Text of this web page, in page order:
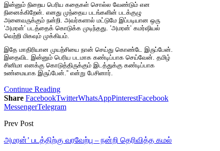
இன்னும் நிறைய பெரிய கதைகள் சொல்ல வேண்டும் என
நினைக்கிறேன். எனது முந்தைய படங்களின் படக்குழு
அனைவருக்கும் நன்றி. அவர்களால் மட்டுமே இப்படியான ஒரு
‘அமரன்’ படத்தைக் கொடுக்க முடிந்தது. ’அமரன்’ கமர்ஷியல்
வெற்றி மிகவும் முக்கியம்.
இதே மாதிரியான முயற்சியை நான் செய்து கொண்டே இருப்பேன்.
இதைவிட இன்னும் பெரிய படமாக கண்டிப்பாக செய்வேன். தமிழ்
சினிமா எனக்கு கொடுத்திருக்கும் இடத்துக்கு கண்டிப்பாக
உண்மையாக இருப்பேன்.” என்று பேசினார்.
Continue Reading
Share FacebookTwitterWhatsAppPinterestFacebook
MessengerTelegram
Prev Post
அமரன்’ படத்திற்கு வரவேற்பு – நன்றி தெரிவித்த கமல்